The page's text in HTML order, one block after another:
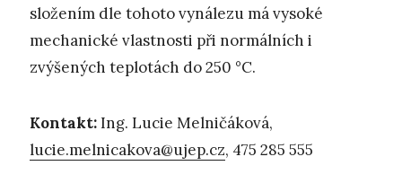
složením dle tohoto vynálezu má vysoké
mechanické vlastnosti při normálních i
zvýšených teplotách do 250 °C.
Kontakt:Ing. Lucie Melničáková,
lucie.melnicakova@ujep.cz, 475 285 555